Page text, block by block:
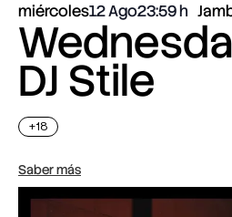
miércoles12 Ago23:59
DJ Stile
+18
Saber más